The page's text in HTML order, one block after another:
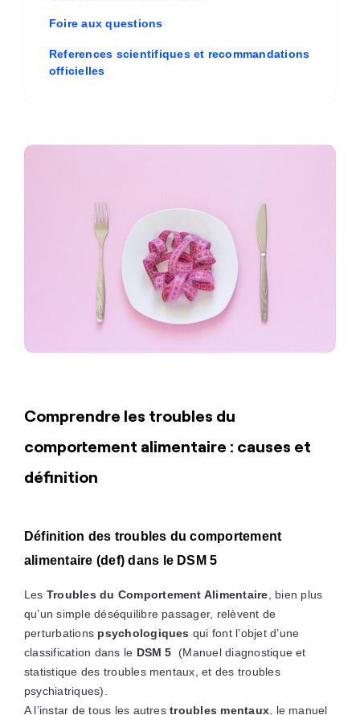
Foire aux questions
References scientifiques et recommandations
officielles
Comprendre les troubles du
comportement alimentaire : causes et
définition
Définition des troubles du comportement
alimentaire (def) dans le DSM 5
Les Troubles du Comportement Alimentaire , bien plus
qu’un simple déséquilibre passager, relèvent de
perturbations psychologiques qui font l’objet d’une
classification dans le DSM 5 (Manuel diagnostique et
statistique des troubles mentaux, et des troubles
psychiatriques).
A l’instar de tous les autrestroubles mentaux , le manuel